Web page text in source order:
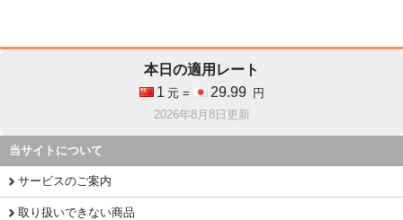
本日の適用レート
1 元 = 29.99
円
2026年8月8日更新
当サイトについて
サービスのご案内
取り扱いできない商品